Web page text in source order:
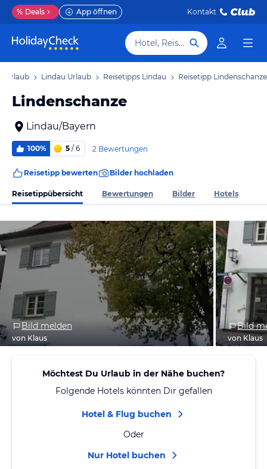
% Deals App öffnen Kontakt
Hotel, Reiseziel
Urlaub Lindau Urlaub Reisetipps Lindau Reisetipp Lindenschanze
Lindenschanze
Lindau/Bayern
100% 5 / 6 2 Bewertungen
Reisetipp bewerten Bilder hochladen
Reisetippübersicht Bewertungen Bilder Hotels
Bild melden
von Klaus
Bild
von Klaus
Möchtest Du Urlaub in der Nähe buchen?
Folgende Hotels könnten Dir gefallen
Hotel & Flug buchen
Oder
Nur Hotel buchen